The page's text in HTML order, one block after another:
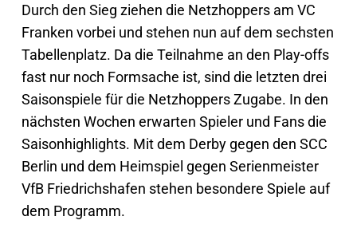
Durch den Sieg ziehen die Netzhoppers am VC
Franken vorbei und stehen nun auf dem sechsten
Tabellenplatz. Da die Teilnahme an den Play-offs
fast nur noch Formsache ist, sind die letzten drei
Saisonspiele für die Netzhoppers Zugabe. In den
nächsten Wochen erwarten Spieler und Fans die
Saisonhighlights. Mit dem Derby gegen den SCC
Berlin und dem Heimspiel gegen Serienmeister
VfB Friedrichshafen stehen besondere Spiele auf
dem Programm.